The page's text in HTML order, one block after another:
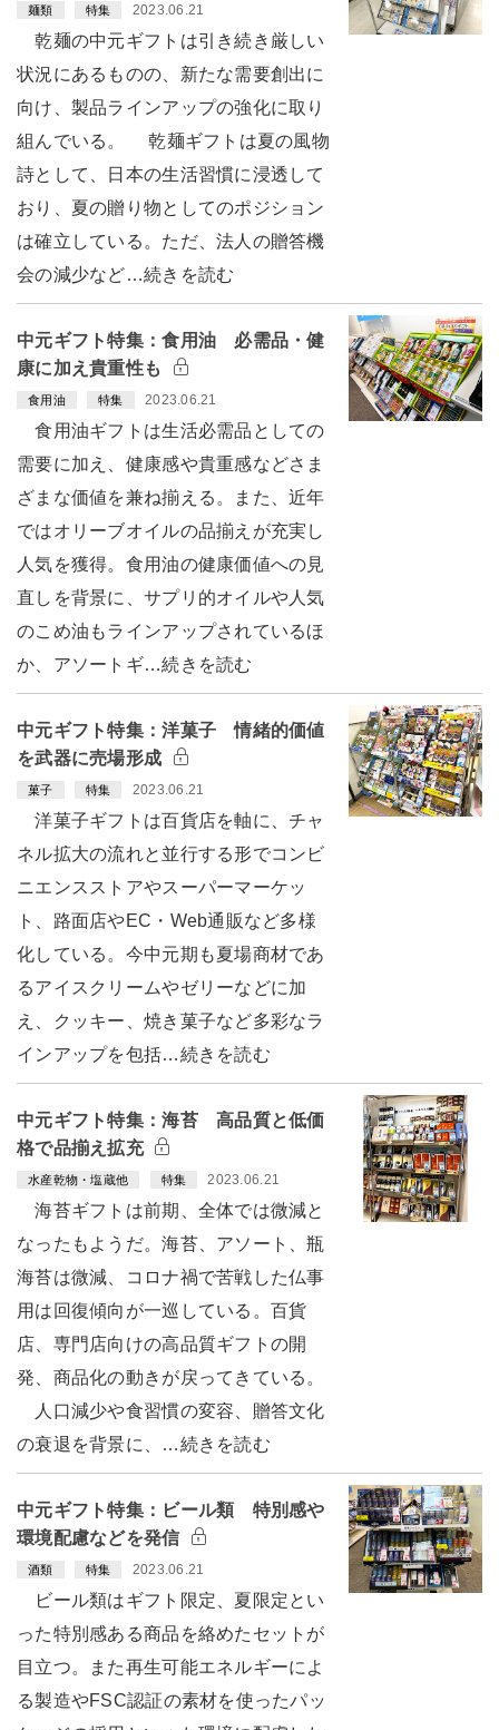
麺類 特集 2023.06.21
乾麺の中元ギフトは引き続き厳しい
状況にあるものの、新たな需要創出に
向け、製品ラインアップの強化に取り
組んでいる。 乾麺ギフトは夏の風物
詩として、日本の生活習慣に浸透して
おり、夏の贈り物としてのポジション
は確立している。ただ、法人の贈答機
会の減少など…続きを読む
中元ギフト特集：食用油 必需品・健
康に加え貴重性も
食用油 特集 2023.06.21
食用油ギフトは生活必需品としての
需要に加え、健康感や貴重感などさま
ざまな価値を兼ね揃える。また、近年
ではオリーブオイルの品揃えが充実し
人気を獲得。食用油の健康価値への見
直しを背景に、サプリ的オイルや人気
のこめ油もラインアップされているほ
か、アソートギ…続きを読む
中元ギフト特集：洋菓子 情緒的価値
を武器に売場形成
菓子 特集 2023.06.21
洋菓子ギフトは百貨店を軸に、チャ
ネル拡大の流れと並行する形でコンビ
ニエンスストアやスーパーマーケッ
ト、路面店やEC・Web通販など多様
化している。今中元期も夏場商材であ
るアイスクリームやゼリーなどに加
え、クッキー、焼き菓子など多彩なラ
インアップを包括…続きを読む
中元ギフト特集：海苔 高品質と低価
格で品揃え拡充
水産乾物・塩蔵他 特集 2023.06.21
海苔ギフトは前期、全体では微減と
なったもようだ。海苔、アソート、瓶
海苔は微減、コロナ禍で苦戦した仏事
用は回復傾向が一巡している。百貨
店、専門店向けの高品質ギフトの開
発、商品化の動きが戻ってきている。
人口減少や食習慣の変容、贈答文化
の衰退を背景に、…続きを読む
中元ギフト特集：ビール類 特別感や
環境配慮などを発信
酒類 特集 2023.06.21
ビール類はギフト限定、夏限定とい
った特別感ある商品を絡めたセットが
目立つ。また再生可能エネルギーによ
る製造やFSC認証の素材を使ったパッ